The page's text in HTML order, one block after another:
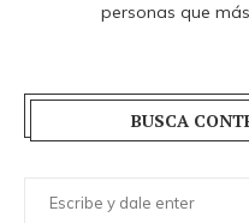
personas que
BUSCA